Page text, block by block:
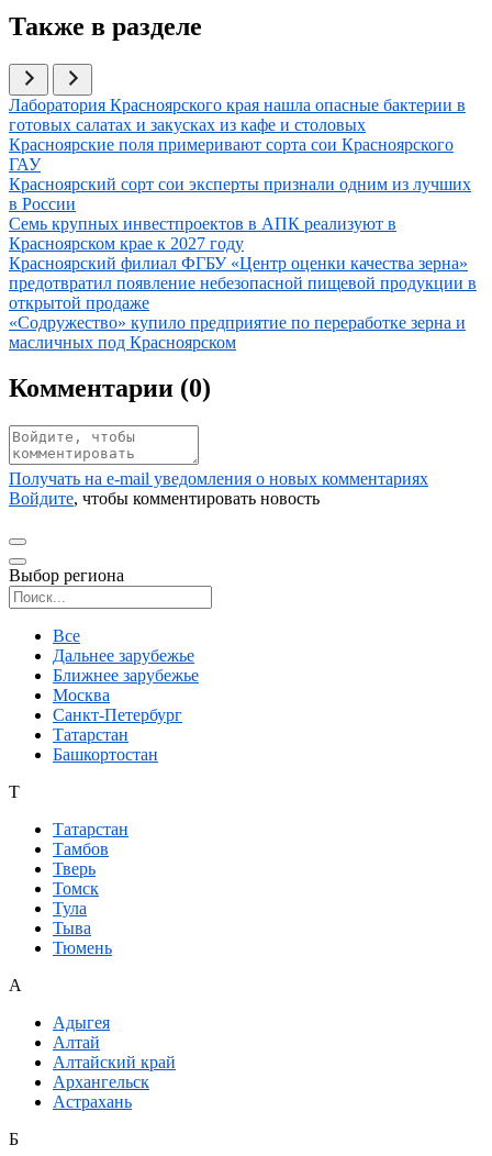
Также в разделе
Иллюстрация новости
Лаборатория Красноярского края нашла опасные бактерии в
готовых салатах и закусках из кафе и столовых
Иллюстрация новости
Красноярские поля примеривают сорта сои Красноярского
ГАУ
Иллюстрация новости
Красноярский сорт сои эксперты признали одним из лучших
в России
Иллюстрация новости
Семь крупных инвестпроектов в АПК реализуют в
Красноярском крае к 2027 году
Иллюстрация новости
Красноярский филиал ФГБУ «Центр оценки качества зерна»
предотвратил появление небезопасной пищевой продукции в
открытой продаже
Иллюстрация новости
«Содружество» купило предприятие по переработке зерна и
масличных под Красноярском
Комментарии (0)
Получать на e‑mail уведомления о новых комментариях
Войдите, чтобы комментировать новость
Выбор региона
Все
Дальнее зарубежье
Ближнее зарубежье
Москва
Санкт-Петербург
Татарстан
Башкортостан
Т
Татарстан
Тамбов
Тверь
Томск
Тула
Тыва
Тюмень
А
Адыгея
Алтай
Алтайский край
Архангельск
Астрахань
Б